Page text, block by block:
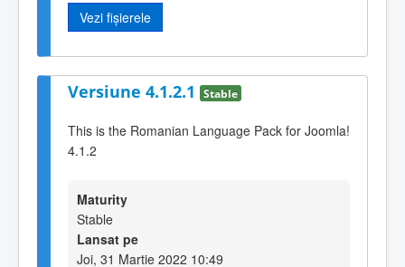
Vezi fișierele
Versiune 4.1.2.1 Stable
This is the Romanian Language Pack for Joomla!
4.1.2
Maturity
Stable
Lansat pe
Joi, 31 Martie 2022 10:49